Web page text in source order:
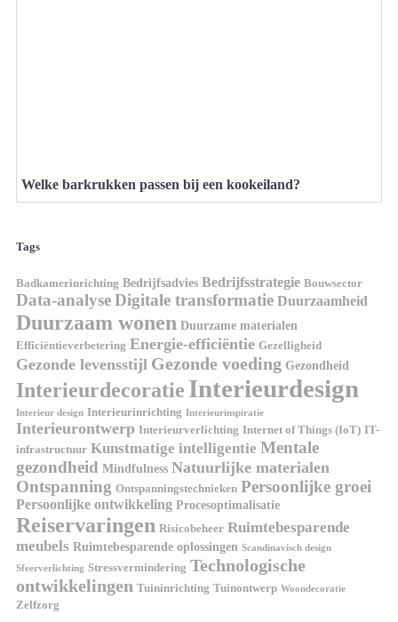
Welke barkrukken passen bij een kookeiland?
Tags
Badkamerinrichting Bedrijfsadvies Bedrijfsstrategie Bouwsector
Data-analyseDigitale transformatie Duurzaamheid
Duurzaam wonen Duurzame materialen
Efficiëntieverbetering Energie-efficiëntie Gezelligheid
Gezonde levensstijl Gezonde voeding Gezondheid
Interieurdecoratie Interieurdesign
Interieur design Interieurinrichting Interieurinspiratie
Interieurontwerp Interieurverlichting Internet of Things (IoT) IT-
infrastructuur Kunstmatige intelligentie Mentale
gezondheid Mindfulness Natuurlijke materialen
Ontspanning Ontspanningstechnieken Persoonlijke groei
Persoonlijke ontwikkeling Procesoptimalisatie
Reiservaringen Risicobeheer Ruimtebesparende
meubels Ruimtebesparende oplossingen Scandinavisch design
Sfeerverlichting Stressvermindering Technologische
ontwikkelingen Tuininrichting Tuinontwerp Woondecoratie
Zelfzorg